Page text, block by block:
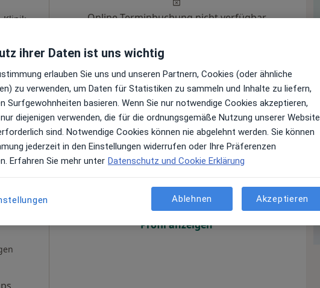
Klinik,
Online-Terminbuchung nicht verfügbar
Kiefer-,
Heute
7 Aug
Morgen
8 Aug
So,
9 Aug
Mo,
10 Aug
Online-Terminbuchung nicht verfügbar
Profil anzeigen
ihrer Daten ist uns wichtig
erlauben Sie uns und unseren Partnern, Cookies (oder ähnliche
zu verwenden, um Daten für Statistiken zu sammeln und Inhalte zu liefern,
Surfgewohnheiten basieren. Wenn Sie nur notwendige Cookies akzeptieren,
diejenigen verwenden, die für die ordnungsgemäße Nutzung unserer Website
sind. Notwendige Cookies können nie abgelehnt werden. Sie können
jederzeit in den Einstellungen widerrufen oder Ihre Präferenzen
Erfahren Sie mehr unter Datenschutz und Cookie Erklärung
Ablehnen Akzeptieren